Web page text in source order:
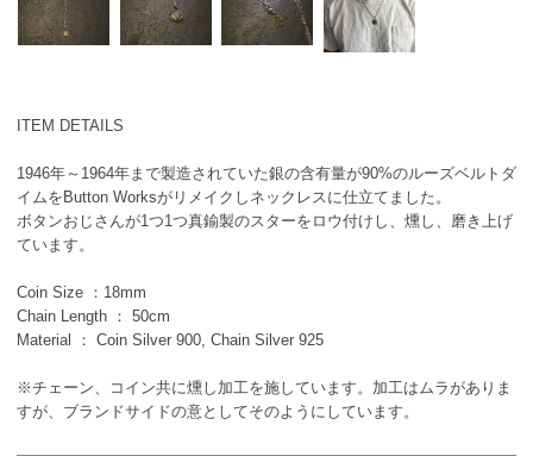
ITEM DETAILS
1946年～1964年まで製造されていた銀の含有量が90%のルーズベルトダ
イムをButton Worksがリメイクしネックレスに仕立てました。
ボタンおじさんが1つ1つ真鍮製のスターをロウ付けし、燻し、磨き上げ
ています。
Coin Size ：18mm
Chain Length ： 50cm
Material ： Coin Silver 900, Chain Silver 925
※チェーン、コイン共に燻し加工を施しています。加工はムラがありま
すが、ブランドサイドの意としてそのようにしています。